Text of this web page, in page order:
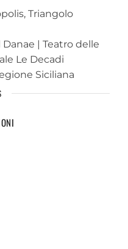
Triangolo
Danae | Teatro delle
Le Decadi
Siciliana